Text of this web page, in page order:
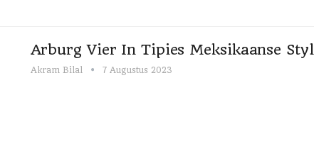
Arburg Vier In Tipies Meksikaanse Styl
Akram Bilal 7 Augustus 2023